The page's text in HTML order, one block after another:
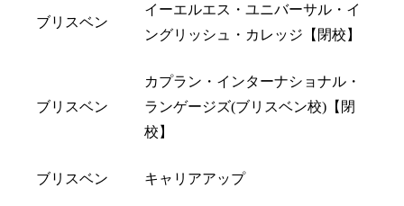
ブリスベン
イーエルエス・ユニバーサル・イ
ングリッシュ・カレッジ【閉校】
ブリスベン
カプラン・インターナショナル・
ランゲージズ(ブリスベン校)【閉
校】
ブリスベン キャリアアップ